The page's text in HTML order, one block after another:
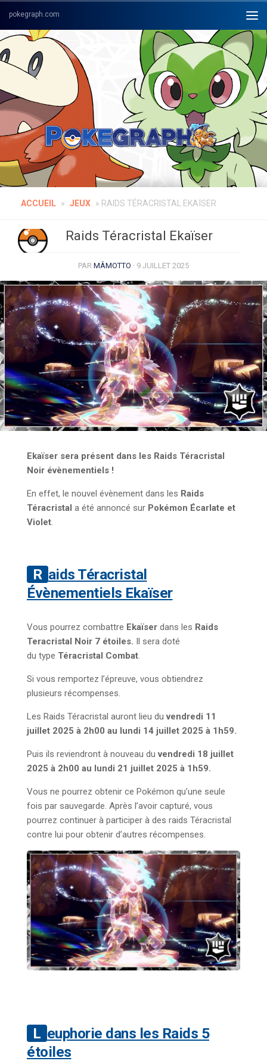
Skip to content
ACCUEIL » JEUX » RAIDS TÉRACRISTAL EKAÏSER
Raids Téracristal Ekaïser
PAR MÂMOTTO · 9 JUILLET 2025
Ekaïser sera présent dans les Raids Téracristal
Noir évènementiels !
En effet, le nouvel évènement dans les Raids
Téracristal a été annoncé sur Pokémon Écarlate et
Violet.
Raids Téracristal
Évènementiels Ekaïser
Vous pourrez combattre Ekaïser dans les Raids
Teracristal Noir 7 étoiles. Il sera doté
du type Téracristal Combat.
Si vous remportez l’épreuve, vous obtiendrez
plusieurs récompenses.
Les Raids Téracristal auront lieu duvendredi 11
juillet 2025 à 2h00 au lundi 14 juillet 2025 à 1h59.
Puis ils reviendront à nouveau duvendredi 18 juillet
2025 à 2h00 au lundi 21 juillet 2025 à 1h59.
Vous ne pourrez obtenir ce Pokémon qu’une seule
fois par sauvegarde. Après l’avoir capturé, vous
pourrez continuer à participer à des raids Téracristal
contre lui pour obtenir d’autres récompenses.
Leuphorie dans les Raids 5
étoiles